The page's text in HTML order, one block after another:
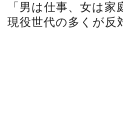
「男は仕事、女は
現役世代の多くが反